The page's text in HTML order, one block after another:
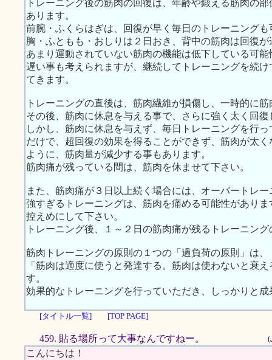
トレーニング後の筋肉の回復は、年齢や鍛える筋肉の
あります。
前腕・ふくらはぎは、回復が早く毎日のトレーニング
胸・ふともも・おしりは２日おき、背中の筋肉は回復
あまり運動されていない筋肉の機能は低下している可
遅い事も考えられますが、継続してトレーニングを続
てきます。
トレーニングの直後は、筋肉繊維が損傷し、一時的に
その後、筋肉に休息を与える事で、さらに強く太く回
しかし、筋肉に休息を与えず、毎日トレーニングを行
だけで、超回復の効果を得ることができず、筋肉が太
ように、筋肉量が減少する事もあります。
筋肉痛が残っている間は、筋肉を休ませて下さい。
また、筋肉痛が３日以上続く場合には、オーバートレ
強すぎるトレーニングは、筋肉を痛める可能性があり
控えめにして下さい。
トレーニング後、１～２日の筋肉痛が残るトレーニン
筋肉トレーニングの原則の１つの「過負荷の原則」は、
「筋肉は適度に使うと発達する。筋肉は使わないと衰
す。
効果的なトレーニングを行っていただき、しっかりと
[タイトル一覧] [TOP PAGE]
459. 貼る場所って大事なんですねー。 (
こんにちは！